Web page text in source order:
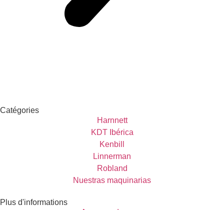
Catégories
Harnnett
KDT Ibérica
Kenbill
Linnerman
Robland
Nuestras maquinarias
Plus d'informations